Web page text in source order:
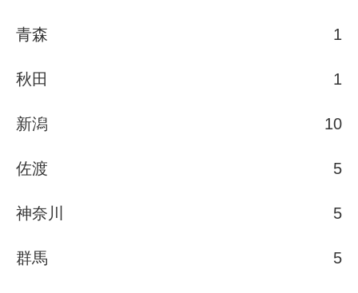
青森 1
秋田 1
新潟 10
佐渡 5
神奈川 5
群馬 5